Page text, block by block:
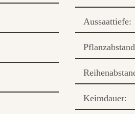
Aussaattiefe:
Keimdauer: